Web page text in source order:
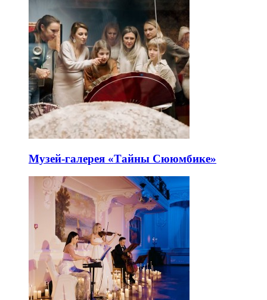
Музей-галерея «Тайны Сююмбике»